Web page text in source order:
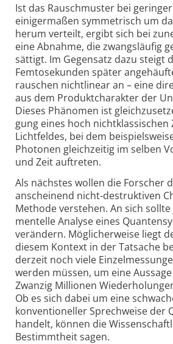
Ist das Rauschmuster bei
einigermaßen symme­trisch um
herum verteilt, ergibt sich bei
eine Abnahme, die zwangsläufig
sättigt. Im Gegensatz dazu steigt
Femtosekunden später
rauschen nicht­linear an – eine
aus dem Produktcharakter der
Dieses Phänomen ist
gung eines hoch nichtklassischen
Lichtfeldes, bei dem
Photonen gleichzeitig im selben
und Zeit auftreten.
Als nächstes wollen die Forscher
anscheinend nicht-destruk­tiven
Methode verstehen. An sich
mentelle Analyse eines
verändern. Möglicherweise liegt
diesem Kontext in der Tatsache
derzeit noch viele
werden müssen, um eine
Zwanzig Millionen
Ob es sich dabei um eine
konven­tio­neller Sprechweise der
handelt, können die
Be­stimmt­heit sagen.